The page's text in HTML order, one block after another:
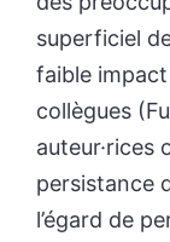
superficiel
faible
collègues
auteur·rices
persistance
l’égard de